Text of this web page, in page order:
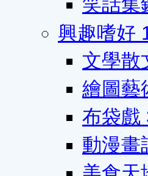
興趣嗜好
文學散
繪圖藝
布袋戲
動漫畫